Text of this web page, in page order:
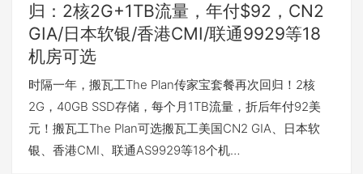
归：2核2G+1TB流量，年付$92，CN2
GIA/日本软银/香港CMI/联通9929等18
机房可选
时隔一年，搬瓦工The Plan传家宝套餐再次回归！2核
2G，40GB SSD存储，每个月1TB流量，折后年付92美
元！搬瓦工The Plan可选搬瓦工美国CN2 GIA、日本软
银、香港CMI、联通AS9929等18个机…